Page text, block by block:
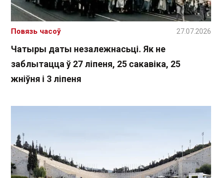
Чатыры даты незалежнасьці. Як не
заблытацца ў 27 ліпеня, 25 сакавіка, 25
жніўня і 3 ліпеня
Повязь часоў 27.07.2026